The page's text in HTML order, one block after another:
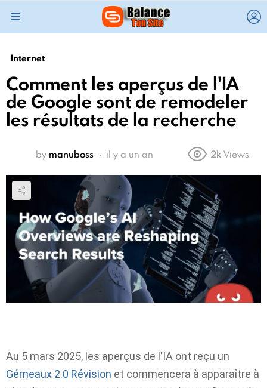
Internet
Comment les aperçus de l'IA
de Google sont de remodeler
les résultats de la recherche
by manuboss il y a un an 2k Views
Au 5 mars 2025, les aperçus de l'IA ont reçu un
Gémeaux 2.0 Révision et commencera à apparaître à